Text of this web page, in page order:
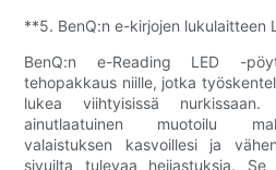
**5. BenQ:n e-kirjojen lukulaitteen
BenQ:n e-Reading LED -
tehopakkaus niille, jotka
lukea viihtyisissä nurkissaan.
ainutlaatuinen muotoilu
valaistuksen kasvoillesi ja
sivuilta tulevaa heijastuksia.